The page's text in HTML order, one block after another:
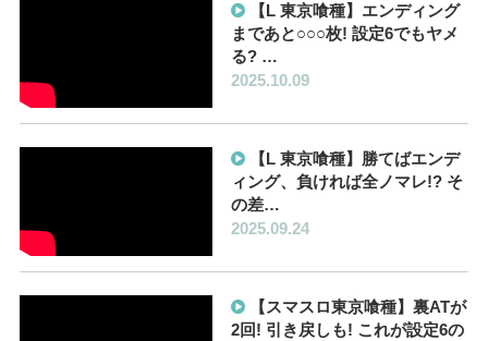
【L 東京喰種】エンディング
まであと○○○枚! 設定6でもヤメ
る? …
2025.10.09
【L 東京喰種】勝てばエンデ
ィング、負ければ全ノマレ!? そ
の差…
2025.09.24
【スマスロ東京喰種】裏ATが
2回! 引き戻しも! これが設定6の